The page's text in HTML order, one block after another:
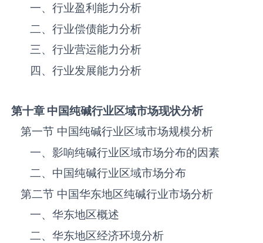
一、行业盈利能力分析
二、行业偿债能力分析
三、行业营运能力分析
四、行业发展能力分析
第十章 中国纯碱行业区域市场现状分析
第一节 中国纯碱‌‌‌行业区域市场规模分析
一、影响纯碱‌‌‌行业区域市场分布的因素
二、中国纯碱‌‌‌行业区域市场分布
第二节 中国华东地区纯碱‌‌‌行业市场分析
一、华东地区概述
二、华东地区经济环境分析